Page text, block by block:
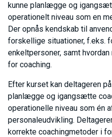
kunne planlægge og
operationelt niveau som en
Der opnås kendskab til
forskellige situationer, f.eks.
enkeltpersoner, samt
for coaching.
Efter kurset kan deltageren
planlægge og igangsætte
operationelle niveau som én
personaleudvikling.
korrekte coachingmetoder i